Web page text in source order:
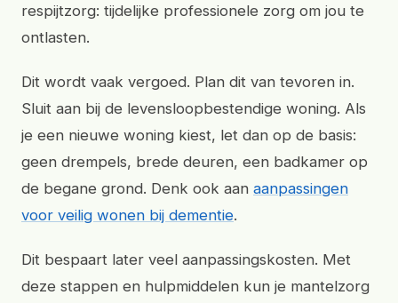
respijtzorg: tijdelijke professionele zorg om jou te
ontlasten.
Dit wordt vaak vergoed. Plan dit van tevoren in.
Sluit aan bij de levensloopbestendige woning. Als
je een nieuwe woning kiest, let dan op de basis:
geen drempels, brede deuren, een badkamer op
de begane grond. Denk ook aan aanpassingen
voor veilig wonen bij dementie.
Dit bespaart later veel aanpassingskosten. Met
deze stappen en hulpmiddelen kun je mantelzorg